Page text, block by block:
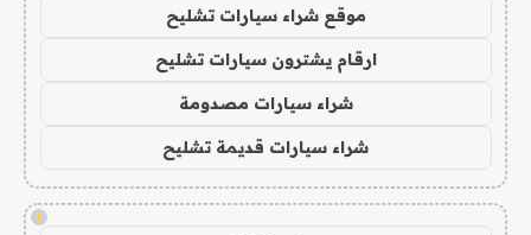
موقع شراء سيارات تشليح
ارقام يشترون سيارات تشليح
شراء سيارات مصدومة
شراء سيارات قديمة تشليح
!